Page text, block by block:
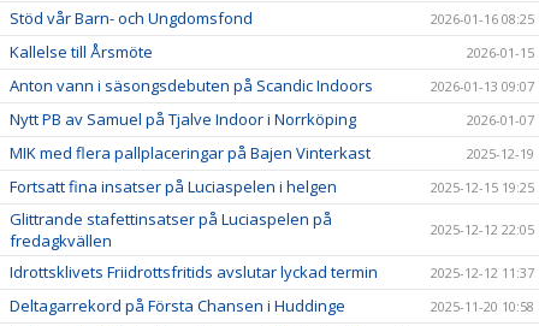
Stöd vår Barn- och Ungdomsfond 2026-01-16 08:25
Kallelse till Årsmöte 2026-01-15
Anton vann i säsongsdebuten på Scandic Indoors 2026-01-13 09:07
Nytt PB av Samuel på Tjalve Indoor i Norrköping 2026-01-07
MIK med flera pallplaceringar på Bajen Vinterkast 2025-12-19
Fortsatt fina insatser på Luciaspelen i helgen 2025-12-15 19:25
Glittrande stafettinsatser på Luciaspelen på
fredagkvällen
2025-12-12 22:05
Idrottsklivets Friidrottsfritids avslutar lyckad termin 2025-12-12 11:37
Deltagarrekord på Första Chansen i Huddinge 2025-11-20 10:58